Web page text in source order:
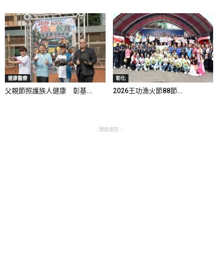
健康醫療
父親節照護族人健康 彰基...
彰化
2026王功漁火節88節...
- 贊助廣告 -